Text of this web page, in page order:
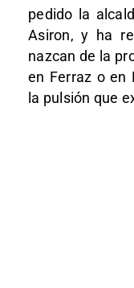
pedido la
Asiron, y ha
nazcan de la
en Ferraz o en
la pulsión que